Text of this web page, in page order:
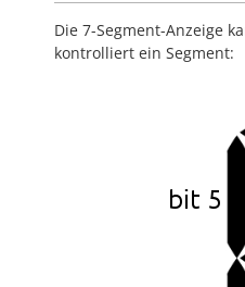
Die 7-Segment-Anzeige
kontrolliert ein Segment: